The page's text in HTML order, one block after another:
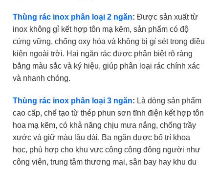
Thùng rác inox phân loại 2 ngăn: Được sản xuất từ
inox không gỉ kết hợp tôn mạ kẽm, sản phẩm có độ
cứng vững, chống oxy hóa và không bị gỉ sét trong điều
kiện ngoài trời. Hai ngăn rác được phân biệt rõ ràng
bằng màu sắc và ký hiệu, giúp phân loại rác chính xác
và nhanh chóng.
Thùng rác inox phân loại 3 ngăn: Là dòng sản phẩm
cao cấp, chế tạo từ thép phun sơn tĩnh điện kết hợp tôn
hoa mạ kẽm, có khả năng chịu mưa nắng, chống trầy
xước và giữ màu lâu dài. Ba ngăn được bố trí khoa
học, phù hợp cho khu vực công cộng đông người như
công viên, trung tâm thương mại, sân bay hay khu du